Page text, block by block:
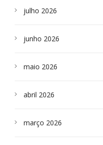
julho 2026
junho 2026
maio 2026
abril 2026
março 2026